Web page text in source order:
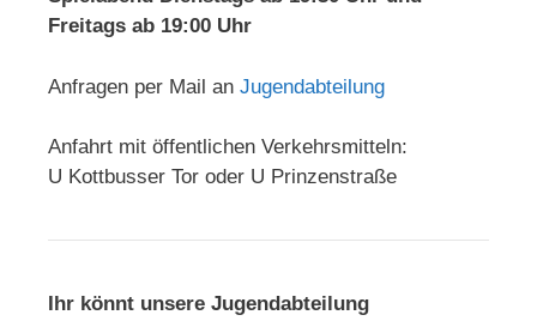
Freitags ab 19:00 Uhr
Anfragen per Mail an Jugendabteilung
Anfahrt mit öffentlichen Verkehrsmitteln:
U Kottbusser Tor oder U Prinzenstraße
Ihr könnt unsere Jugendabteilung